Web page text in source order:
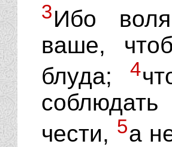
3Ибо
ваше,
блуда;
4
чести, 5а